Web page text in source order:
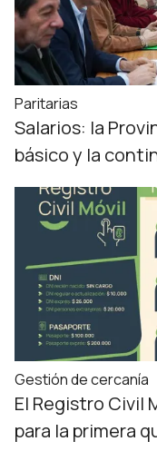
Paritarias
Salarios: la
básico y la
Gestión de cercanía
El Registro Civil
para la primera